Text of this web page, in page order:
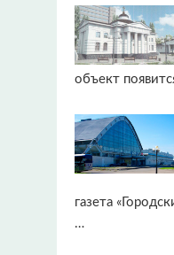
объект
газета
…